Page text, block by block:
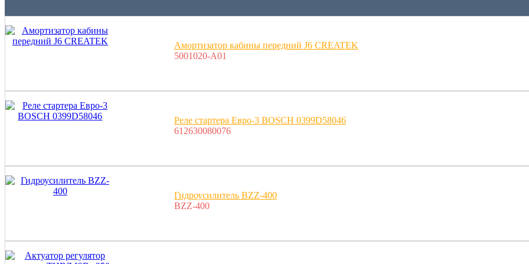
Амортизатор кабины передний J6 CREATEK
5001020-A01
Реле стартера Евро-3 BOSCH 0399D58046
612630080076
Гидроусилитель BZZ-400
BZZ-400